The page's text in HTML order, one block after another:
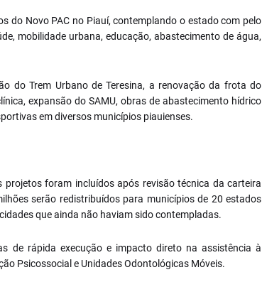
do Novo PAC no Piauí, contemplando o estado com pelo
mobilidade urbana, educação, abastecimento de água,
do Trem Urbano de Teresina, a renovação da frota do
expansão do SAMU, obras de abastecimento hídrico
em diversos municípios piauienses.
foram incluídos após revisão técnica da carteira
serão redistribuídos para municípios de 20 estados
que ainda não haviam sido contempladas.
de rápida execução e impacto direto na assistência à
Psicossocial e Unidades Odontológicas Móveis.